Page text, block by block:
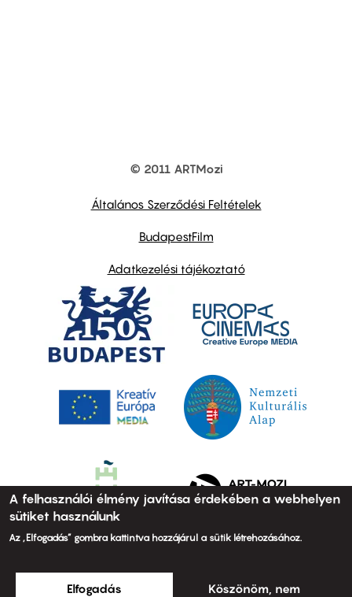
© 2011 ARTMozi
Általános Szerződési Feltételek
BudapestFilm
Adatkezelési tájékoztató
A felhasználói élmény javítása érdekében a webhelyen
sütiket használunk
Az „Elfogadás” gombra kattintva hozzájárul a sütik létrehozásához.
Elfogadás Köszönöm, nem